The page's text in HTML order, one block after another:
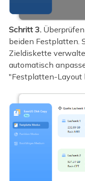
Schritt 3.
beiden Festplatten.
Zieldiskette
automatisch
"Festplatten-Layout